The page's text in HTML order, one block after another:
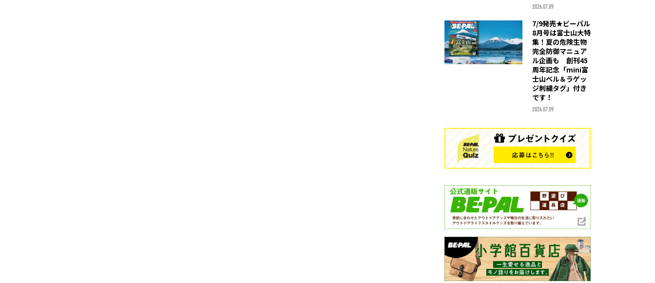
2026.07.09
7/9発売★ビーパル
8月号は富士山大特
集！夏の危険生物
完全防御マニュア
ル企画も 創刊45
周年記念「mini富
士山ベル＆ラゲッ
ジ刺繍タグ」付き
です！
2026.07.09